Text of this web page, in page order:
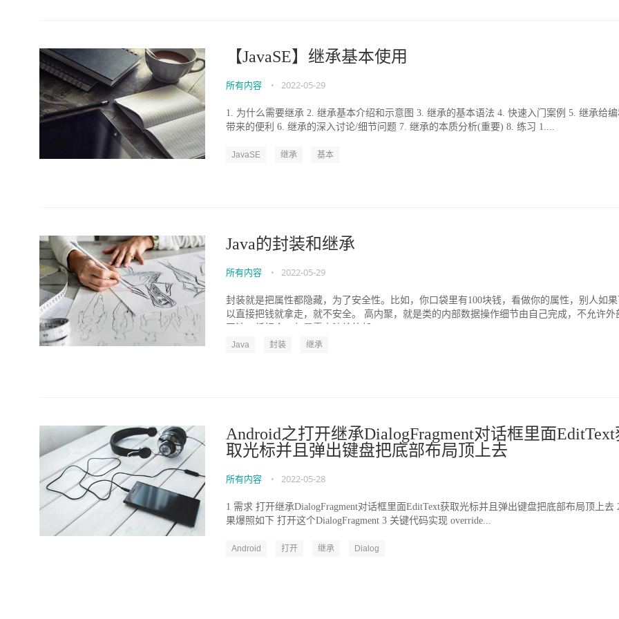
【JavaSE】继承基本使用
所有内容 • 2022-05-29
1. 为什么需要继承 2. 继承基本介绍和示意图 3. 继承的基本语法 4. 快速入门案例 5. 继承给
带来的便利 6. 继承的深入讨论/细节问题 7. 继承的本质分析(重要) 8. 练习 1....
JavaSE 继承 基本
Java的封装和继承
所有内容 • 2022-05-29
封装就是把属性都隐藏，为了安全性。比如，你口袋里有100块钱，看做你的属性，别人如
以直接把钱就拿走，就不安全。 高内聚，就是类的内部数据操作细节由自己完成，不允许外
Java 封装 继承
Android之打开继承DialogFragment对话框里面EditText
取光标并且弹出键盘把底部布局顶上去
所有内容 • 2022-05-28
1 需求 打开继承DialogFragment对话框里面EditText获取光标并且弹出键盘把底部布局顶上去
果爆照如下 打开这个DialogFragment 3 关键代码实现 override...
Android 打开 继承 Dialog